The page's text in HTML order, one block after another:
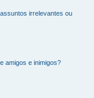
irrelevantes ou
amigos e inimigos?